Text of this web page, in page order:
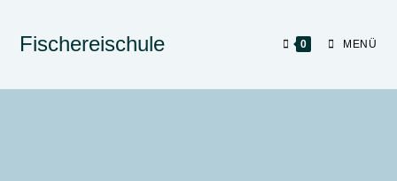
Fischereischule 0 MENÜ